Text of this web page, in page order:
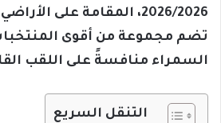
2026/2026، المقامة على
تضم مجموعة من أقوى
السمراء منافسةً على اللقب
التنقل السريع